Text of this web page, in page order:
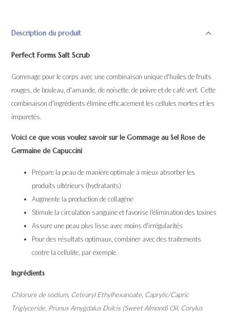
Description du produit
Perfect Forms Salt Scrub
Gommage pour le corps avec une combinaison unique d'huiles de fruits
rouges, de bouleau, d'amande, de noisette, de poivre et de café vert. Cette
combinaison d'ingrédients élimine efficacement les cellules mortes et les
impuretés.
Voici ce que vous voulez savoir sur le Gommage au Sel Rose de
Germaine de Capuccini
Prépare la peau de manière optimale à mieux absorber les
produits ultérieurs (hydratants)
Augmente la production de collagène
Stimule la circulation sanguine et favorise l'élimination des toxines
Assure une peau plus lisse avec moins d'irrégularités
Pour des résultats optimaux, combiner avec des traitements
contre la cellulite, par exemple.
Ingrédients
Chlorure de sodium, Cetearyl Ethylhexanoate, Caprylic/Capric
Triglyceride, Prunus Amygdalus Dulcis (Sweet Almond) Oil, Corylus